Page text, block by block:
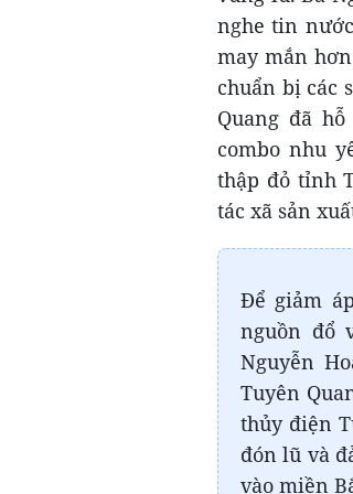
nghe tin
may mắn
chuẩn bị các
Quang đã
combo nhu
thập đỏ tỉnh
tác xã sản
Để giảm
nguồn đổ
Nguyễn
Tuyên
thủy điện
đón lũ và
vào miền